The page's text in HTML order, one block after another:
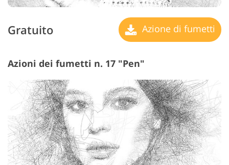
Gratuito Azione di fumetti
Azioni dei fumetti n. 17 "Pen"